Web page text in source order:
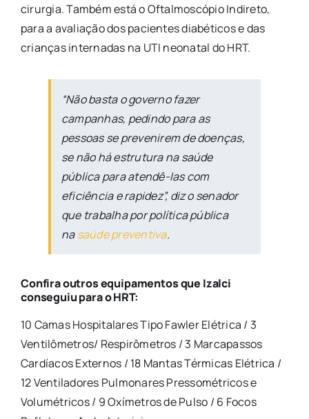
cirurgia. Também está o Oftalmoscópio Indireto,
para a avaliação dos pacientes diabéticos e das
crianças internadas na UTI neonatal do HRT.
“Não basta o governo fazer
campanhas, pedindo para as
pessoas se prevenirem de doenças,
se não há estrutura na saúde
pública para atendê-las com
eficiência e rapidez”, diz o senador
que trabalha por política pública
nasaúde preventiva.
Confira outros equipamentos que Izalci
conseguiu para o HRT:
10 Camas Hospitalares Tipo Fawler Elétrica / 3
Ventilômetros/ Respirômetros / 3 Marcapassos
Cardíacos Externos / 18 Mantas Térmicas Elétrica /
12 Ventiladores Pulmonares Pressométricos e
Volumétricos / 9 Oxímetros de Pulso / 6 Focos